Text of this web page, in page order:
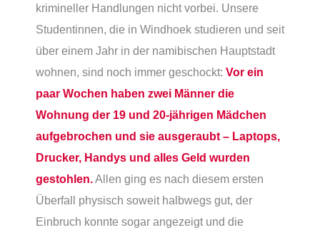
krimineller Handlungen nicht vorbei. Unsere
Studentinnen, die in Windhoek studieren und seit
über einem Jahr in der namibischen Hauptstadt
wohnen, sind noch immer geschockt: Vor ein
paar Wochen haben zwei Männer die
Wohnung der 19 und 20-jährigen Mädchen
aufgebrochen und sie ausgeraubt – Laptops,
Drucker, Handys und alles Geld wurden
gestohlen.Allen ging es nach diesem ersten
Überfall physisch soweit halbwegs gut, der
Einbruch konnte sogar angezeigt und die